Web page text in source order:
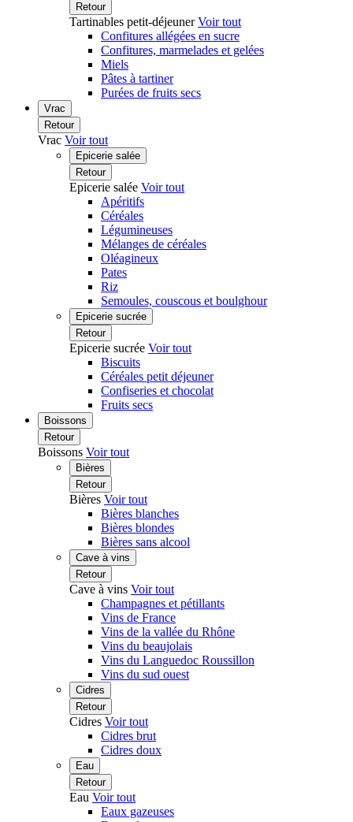
Retour
Tartinables petit-déjeunerVoir tout
Confitures allégées en sucre
Confitures, marmelades et gelées
Miels
Pâtes à tartiner
Purées de fruits secs
Vrac
Retour
Vrac Voir tout
Epicerie salée
Retour
Epicerie salée Voir tout
Apéritifs
Céréales
Légumineuses
Mélanges de céréales
Oléagineux
Pates
Riz
Semoules, couscous et boulghour
Epicerie sucrée
Retour
Epicerie sucrée Voir tout
Biscuits
Céréales petit déjeuner
Confiseries et chocolat
Fruits secs
Boissons
Retour
Boissons Voir tout
Bières
Retour
Bières Voir tout
Bières blanches
Bières blondes
Bières sans alcool
Cave à vins
Retour
Cave à vins Voir tout
Champagnes et pétillants
Vins de France
Vins de la vallée du Rhône
Vins du beaujolais
Vins du Languedoc Roussillon
Vins du sud ouest
Cidres
Retour
Cidres Voir tout
Cidres brut
Cidres doux
Eau
Retour
Eau Voir tout
Eaux gazeuses